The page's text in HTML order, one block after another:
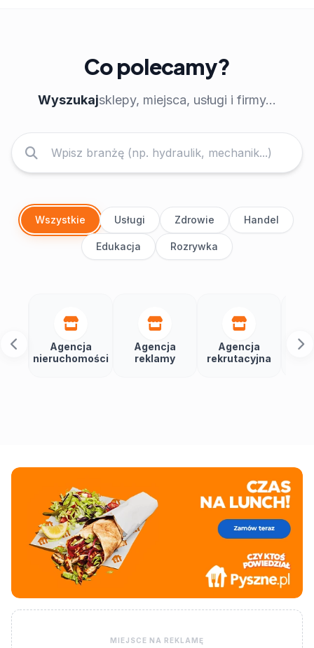
Co polecamy?
Wyszukajsklepy, miejsca, usługi i firmy...
Wszystkie Usługi Zdrowie Handel
Edukacja Rozrywka
Agencja
Agencja
reklamy
Agencja
rekrutacyjna
Agencja
Social
MIEJSCE NA REKLAMĘ